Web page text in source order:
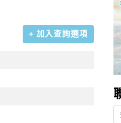
+ 加入查詢選項